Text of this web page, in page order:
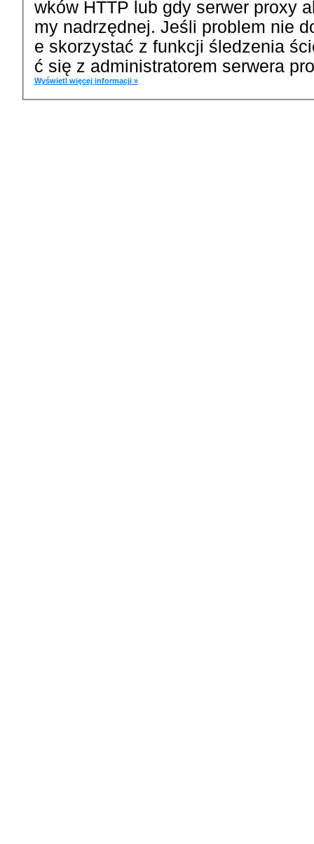
wków HTTP lub gdy serwer proxy
my nadrzędnej. Jeśli problem nie
e skorzystać z funkcji śledzenia
ć się z administratorem serwera
Wyświetl więcej informacji »